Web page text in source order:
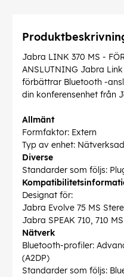
Jabra LINK 370 MS -
ANSLUTNING Jabra
förbättrar Bluetooth -
din konferensenhet från
Allmänt
Formfaktor: Extern
Typ av enhet:
Diverse
Standarder som följs:
Designat för:
Jabra Evolve 75 MS
Jabra SPEAK 710, 710 MS
Nätverk
Bluetooth-profiler:
(A2DP)
Standarder som följs: